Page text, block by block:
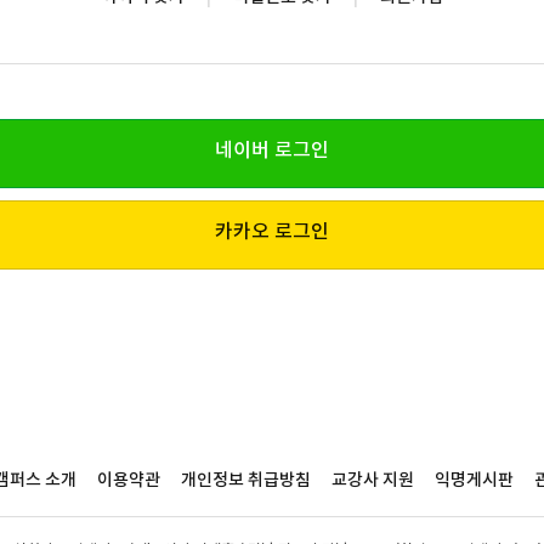
네이버 로그인
카카오 로그인
퍼스 소개 이용약관 개인정보 취급방침 교강사 지원 익명게시판